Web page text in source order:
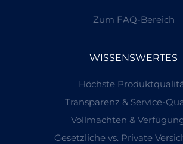
Zum FAQ-Bereich
WISSENSWERTES
Höchste
Transparenz & Service-
Vollmachten &
Gesetzliche vs. Private